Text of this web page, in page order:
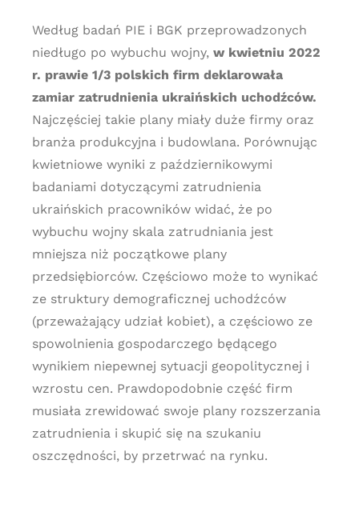
Według badań PIE i BGK przeprowadzonych
niedługo po wybuchu wojny, w kwietniu 2022
r. prawie 1/3 polskich firm deklarowała
zamiar zatrudnienia ukraińskich uchodźców.
Najczęściej takie plany miały duże firmy oraz
branża produkcyjna i budowlana. Porównując
kwietniowe wyniki z październikowymi
badaniami dotyczącymi zatrudnienia
ukraińskich pracowników widać, że po
wybuchu wojny skala zatrudniania jest
mniejsza niż początkowe plany
przedsiębiorców. Częściowo może to wynikać
ze struktury demograficznej uchodźców
(przeważający udział kobiet), a częściowo ze
spowolnienia gospodarczego będącego
wynikiem niepewnej sytuacji geopolitycznej i
wzrostu cen. Prawdopodobnie część firm
musiała zrewidować swoje plany rozszerzania
zatrudnienia i skupić się na szukaniu
oszczędności, by przetrwać na rynku.